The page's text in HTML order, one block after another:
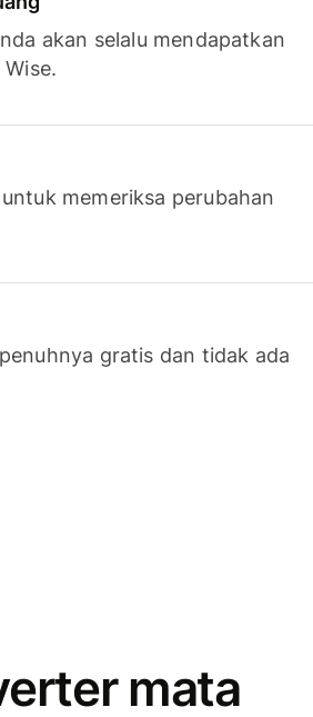
akan selalu mendapatkan
memeriksa perubahan
gratis dan tidak ada
mata